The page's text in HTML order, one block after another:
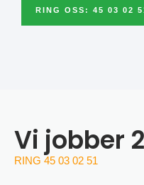
RING OSS: 45 03 02
Vi jobber
RING 45 03 02 51